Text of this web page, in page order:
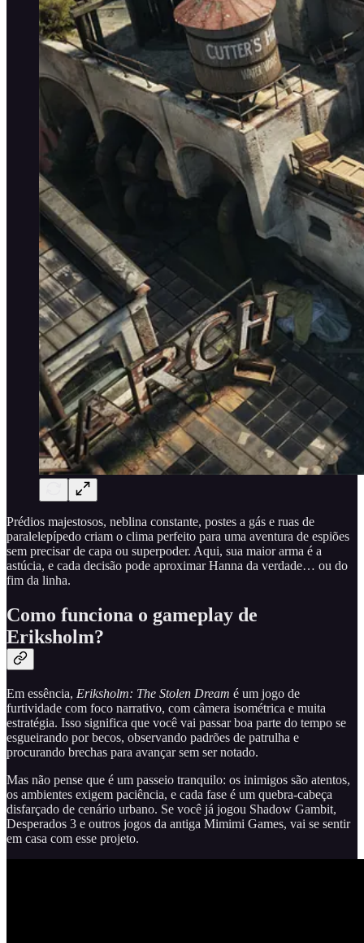
Prédios majestosos, neblina constante, postes a gás e ruas de
paralelepípedo criam o clima perfeito para uma aventura de espiões
sem precisar de capa ou superpoder. Aqui, sua maior arma é a
astúcia, e cada decisão pode aproximar Hanna da verdade… ou do
fim da linha.
Como funciona o gameplay de
Eriksholm?
Em essência, Eriksholm: The Stolen Dream é um jogo de
furtividade com foco narrativo, com câmera isométrica e muita
estratégia. Isso significa que você vai passar boa parte do tempo se
esgueirando por becos, observando padrões de patrulha e
procurando brechas para avançar sem ser notado.
Mas não pense que é um passeio tranquilo: os inimigos são atentos,
os ambientes exigem paciência, e cada fase é um quebra-cabeça
disfarçado de cenário urbano. Se você já jogou Shadow Gambit,
Desperados 3 e outros jogos da antiga Mimimi Games, vai se sentir
em casa com esse projeto.